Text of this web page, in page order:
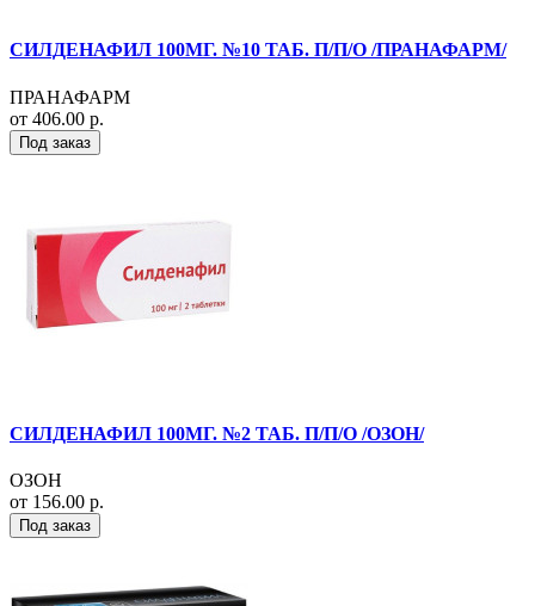
СИЛДЕНАФИЛ 100МГ. №10 ТАБ. П/П/О /ПРАНАФАРМ/
ПРАНАФАРМ
от 406.00 р.
Под заказ
СИЛДЕНАФИЛ 100МГ. №2 ТАБ. П/П/О /ОЗОН/
ОЗОН
от 156.00 р.
Под заказ